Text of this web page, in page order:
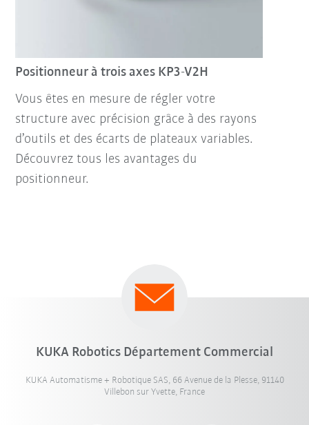
Positionneur à trois axes KP3-V2H
Vous êtes en mesure de régler votre
structure avec précision grâce à des rayons
d’outils et des écarts de plateaux variables.
Découvrez tous les avantages du
positionneur.
KUKA Robotics Département Commercial
KUKA Automatisme + Robotique SAS, 66 Avenue de la Plesse, 91140
Villebon sur Yvette, France